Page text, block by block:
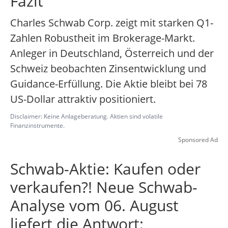
Charles Schwab Corp. zeigt mit starken Q1-
Zahlen Robustheit im Brokerage-Markt.
Anleger in Deutschland, Österreich und der
Schweiz beobachten Zinsentwicklung und
Guidance-Erfüllung. Die Aktie bleibt bei 78
US-Dollar attraktiv positioniert.
Disclaimer: Keine Anlageberatung. Aktien sind volatile
Finanzinstrumente.
Sponsored Ad
Schwab-Aktie: Kaufen oder
verkaufen?! Neue Schwab-
Analyse vom 06. August
liefert die Antwort: